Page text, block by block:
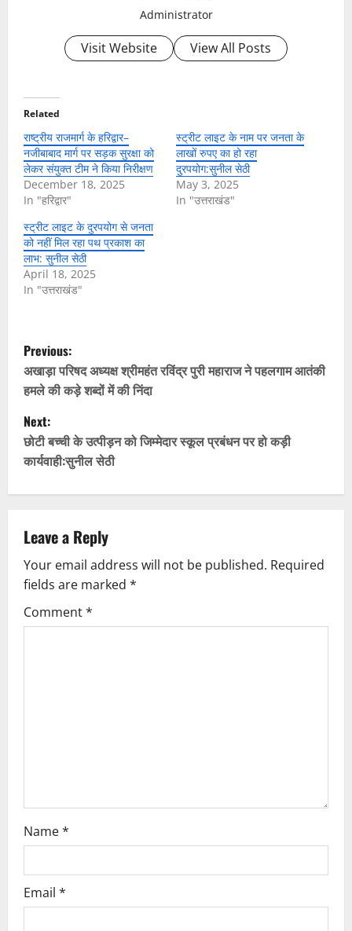
Administrator
Visit Website View All Posts
Related
राष्ट्रीय राजमार्ग के हरिद्वार–
नजीबाबाद मार्ग पर सड़क सुरक्षा को
लेकर संयुक्त टीम ने किया निरीक्षण
December 18, 2025
In "हरिद्वार"
स्ट्रीट लाइट के नाम पर जनता के
लाखों रुपए का हो रहा
दुरपयोग:सुनील सेठी
May 3, 2025
In "उत्तराखंड"
स्ट्रीट लाइट के दुरपयोग से जनता
को नहीं मिल रहा पथ प्रकाश का
लाभ: सुनील सेठी
April 18, 2025
In "उत्तराखंड"
P
o
s
t
n
v
i
g
Previous:
अखाड़ा परिषद अध्यक्ष श्रीमहंत रविंद्र पुरी महाराज ने पहलगाम आतंकी
हमले की कड़े शब्दों में की निंदा
Next:
छोटी बच्ची के उत्पीड़न को जिम्मेदार स्कूल प्रबंधन पर हो कड़ी
कार्यवाही:सुनील सेठी
Leave a Reply
Your email address will not be published. Required
fields are marked *
Comment*
Name*
Email *